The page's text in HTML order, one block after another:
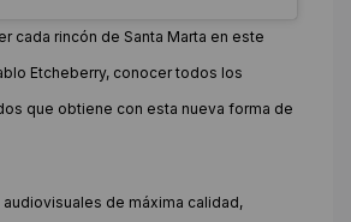
cada rincón de Santa Marta en este
Etcheberry, conocer todos los
que obtiene con esta nueva forma de
de máxima calidad,